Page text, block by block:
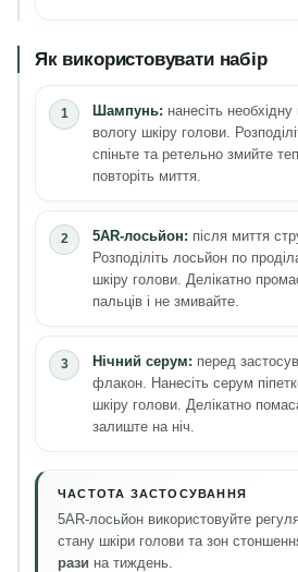
Як використовувати набір
Шампунь: нанесіть
вологу шкіру голови.
спіньте та ретельно змийте
повторіть миття.
5AR-лосьйон: після миття
Розподіліть лосьйон по
шкіру голови. Делікатно
пальців і не змивайте.
Нічний серум: перед
флакон. Нанесіть серум
шкіру голови. Делікатно
залиште на ніч.
ЧАСТОТА ЗАСТОСУВАННЯ
5AR-лосьйон використовуйте
стану шкіри голови та зон
рази на тиждень.